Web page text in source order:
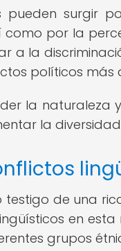
pueden surgir
por la
a la
políticos más
la
la
testigo de una
en
grupos